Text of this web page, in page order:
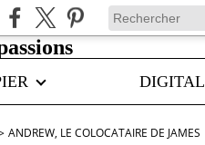
DIGITAL
ANDREW, LE COLOCATAIRE DE JAMES